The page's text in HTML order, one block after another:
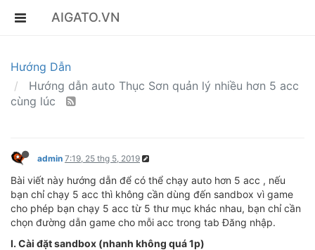
AIGATO.VN
Hướng Dẫn
Hướng dẫn auto Thục Sơn quản lý nhiều hơn 5 acc
cùng lúc
admin 7:19, 25 thg 5, 2019
Bài viết này hướng dẫn để có thể chạy auto hơn 5 acc , nếu
bạn chỉ chạy 5 acc thì không cần dùng đến sandbox vì game
cho phép bạn chạy 5 acc từ 5 thư mục khác nhau, bạn chỉ cần
chọn đường dẫn game cho mỗi acc trong tab Đăng nhập.
I. Cài đặt sandbox (nhanh không quá 1p)